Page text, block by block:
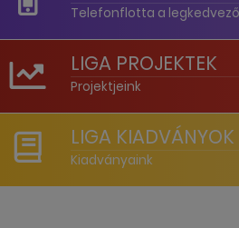
Telefonflotta a
LIGA PROJEKTEK
Projektjeink
LIGA KIADVÁNYOK
Kiadványaink